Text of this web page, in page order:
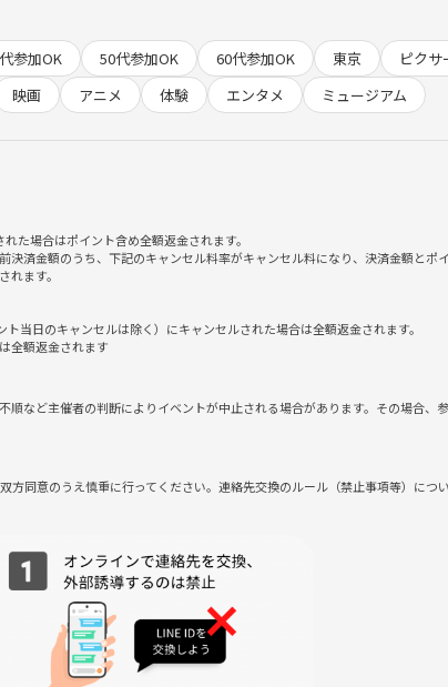
ください。
ている関係で、以下のキャンセル料を設定させていただくこ
ル⇨チケット代の50%
させていただきますが、キャンセル分が埋まった場合はお支払
までに判断し、お知らせします。
ー展を楽しみます。(17:30入場回)
終了です。最寄駅にて解散とします。希望者で一緒にご飯に行
参加OK 50代参加OK 60代参加OK 東京
ピクサ
映画 アニメ 体験 エンタメ ミュージアム
た場合はポイント含め全額返金されます。
決済金額のうち、下記のキャンセル料率がキャンセル料になり、決済金額とポ
れます。
当日のキャンセルは除く）にキャンセルされた場合は全額返金されます。
全額返金されます
順など主催者の判断によりイベントが中止される場合があります。その場合、
方同意のうえ慎重に行ってください。連絡先交換のルール（禁止事項等）につ